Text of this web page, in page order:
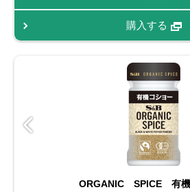
購入する
ORGANIC SPICE 有機